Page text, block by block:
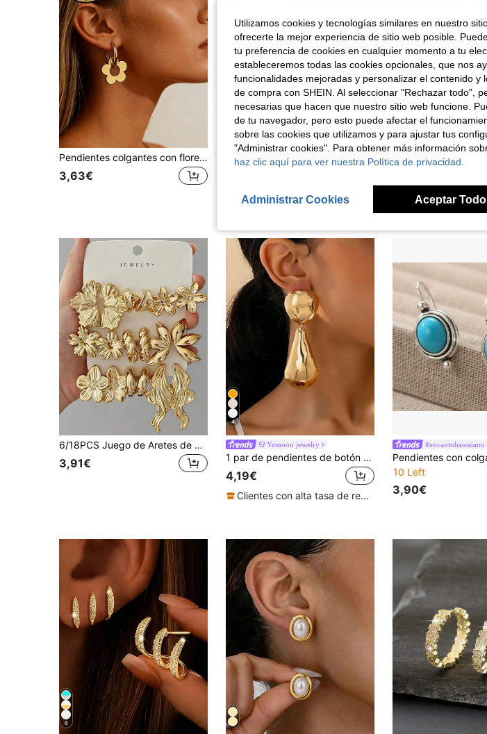
Pendientes colgantes con flores - Pendientes de acero inoxidable 316 para mujeres, no se destiñen, pendientes de aro con flores minimalistas, regalo de joyería de moda
3,63€
#oceanstory
1 Par De Envoltorios Decorativos De Perlas Sintéticas De Moda Para Mujeres Como Regalo De Cumpleaños
3,73€
6/18PCS Juego de Aretes de Oro para Mujer con Encantos Personalizados de Moda, Hoja Simétrica, Flor de Cinco Pétalos, Flor Preservada, Lirio, Estilo Geométrico Multiestilo, Uso Diario, Regalo para Familiares y Amigos
3,91€
4
Yemoon jewelry
1 par de pendientes de botón con forma de gota de agua geométrica grande, adecuados para fiestas, reuniones, calle, uso diario y como regalo para mujeres
4,19€
Clientes con alta tasa de repetición
#encantohawaiano
10 Left
3,90€
6
Utilizamos cookies y tecnologías similares en nuestro
ofrecerte la mejor experiencia de sitio web posible.
tu preferencia de cookies en cualquier momento a tu
estableceremos todas las cookies opcionales, que nos
funcionalidades mejoradas y personalizar el contenido
de compra con SHEIN. Al seleccionar "Rechazar todo",
necesarias que hacen que nuestro sitio web funcione.
de tu navegador, pero esto puede afectar el
sobre las cookies que utilizamos y para ajustar tus
"Administrar cookies". Para obtener más información
haz clic aquí para ver nuestra Política de privacidad.
Administrar Cookies Aceptar Todo